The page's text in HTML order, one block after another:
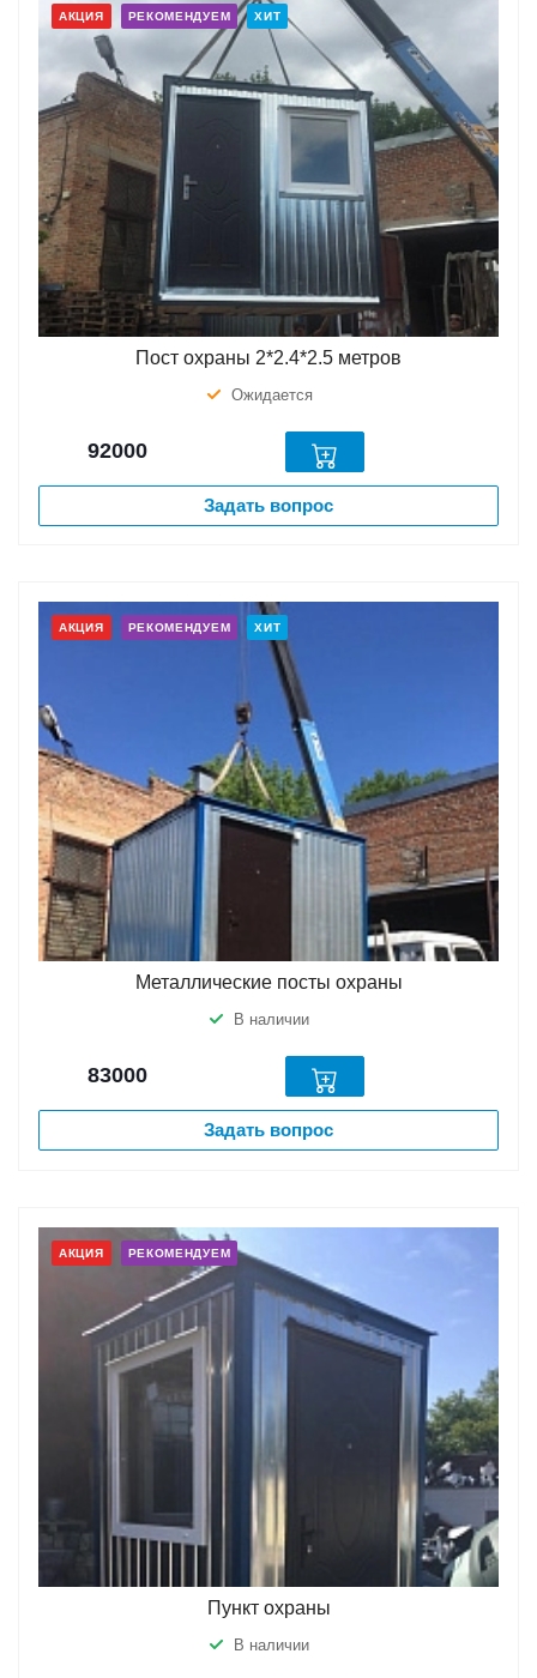
АКЦИЯ РЕКОМЕНДУЕМ ХИТ
Пост охраны 2*2.4*2.5 метров
Ожидается
92000
Задать вопрос
АКЦИЯ РЕКОМЕНДУЕМ ХИТ
Металлические посты охраны
В наличии
83000
Задать вопрос
АКЦИЯ РЕКОМЕНДУЕМ
Пункт охраны
В наличии